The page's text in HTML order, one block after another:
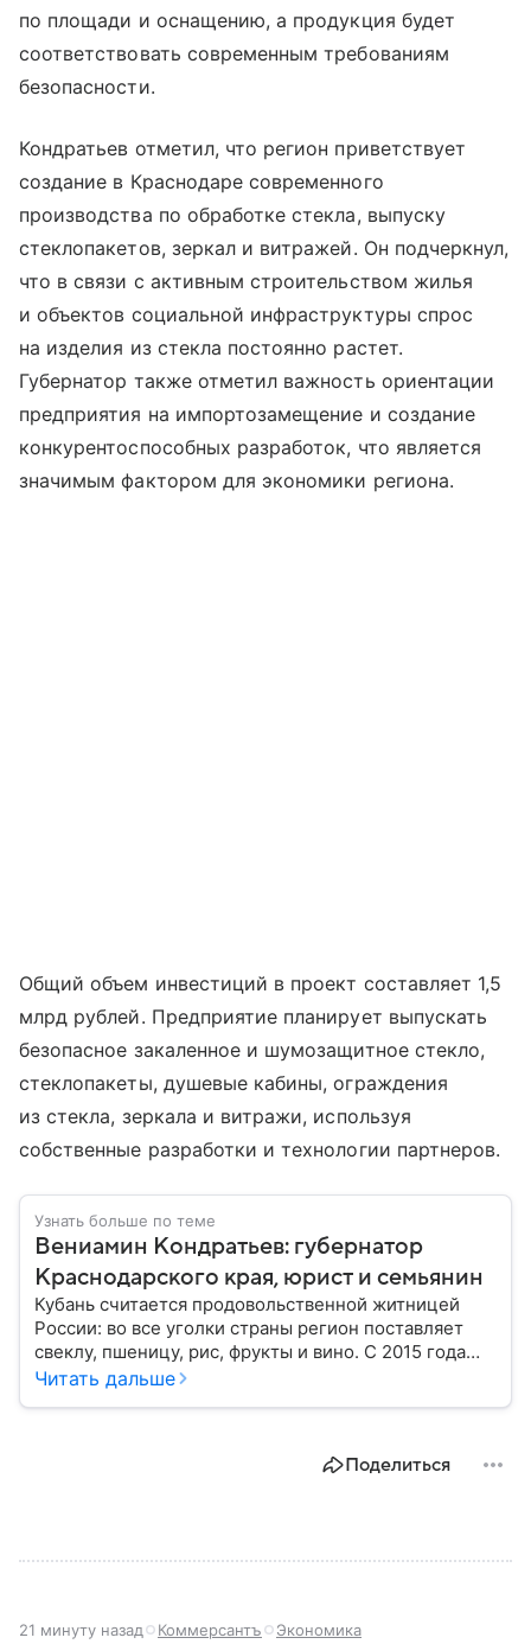
по площади и оснащению, а продукция будет
соответствовать современным требованиям
безопасности.
Кондратьев отметил, что регион приветствует
создание в Краснодаре современного
производства по обработке стекла, выпуску
стеклопакетов, зеркал и витражей. Он подчеркнул,
что в связи с активным строительством жилья
и объектов социальной инфраструктуры спрос
на изделия из стекла постоянно растет.
Губернатор также отметил важность ориентации
предприятия на импортозамещение и создание
конкурентоспособных разработок, что является
значимым фактором для экономики региона.
Общий объем инвестиций в проект составляет 1,5
млрд рублей. Предприятие планирует выпускать
безопасное закаленное и шумозащитное стекло,
стеклопакеты, душевые кабины, ограждения
из стекла, зеркала и витражи, используя
собственные разработки и технологии партнеров.
Узнать больше по теме
Вениамин Кондратьев: губернатор
Краснодарского края, юрист и семьянин
Кубань считается продовольственной житницей
России: во все уголки страны регион поставляет
свеклу, пшеницу, рис, фрукты и вино. С 2015 года
субъект федерации возглавляет Вениамин
Читать дальше
Поделиться
21 минуту назад Коммерсантъ Экономика